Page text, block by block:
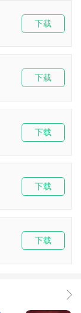
下载
下载
下载
下载
下载